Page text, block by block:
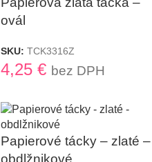
ovál
SKU: TCK3316Z
4,25 € bez DPH
Papierové tácky – zlaté –
obdlžnikové